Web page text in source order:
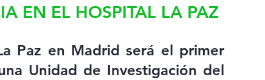
EN EL HOSPITAL LA PAZ
Paz en Madrid será el primer
Unidad de Investigación del